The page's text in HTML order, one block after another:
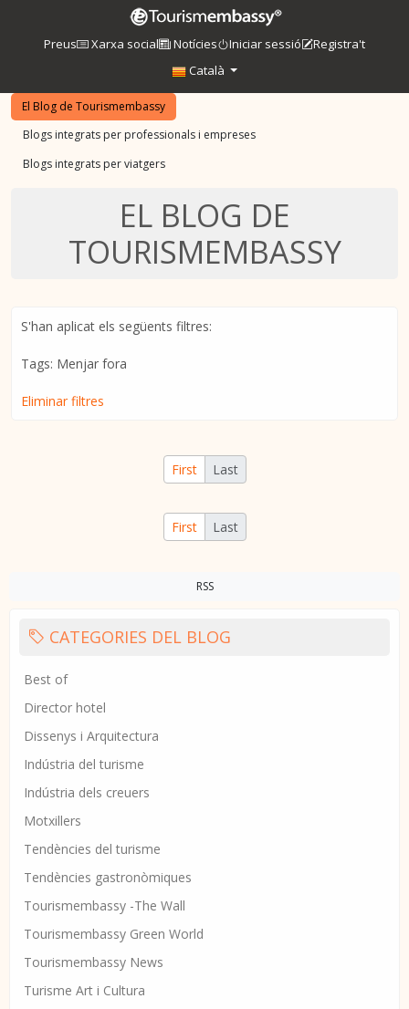
Preus Xarxa social Notícies Iniciar sessió
Registra't
Català
El Blog de Tourismembassy
Blogs integrats per professionals i empreses
Blogs integrats per viatgers
EL BLOG DE
TOURISMEMBASSY
S'han aplicat els següents filtres:
Tags: Menjar fora
Eliminar filtres
First Last
First Last
RSS
CATEGORIES DEL BLOG
Best of
Director hotel
Dissenys i Arquitectura
Indústria del turisme
Indústria dels creuers
Motxillers
Tendències del turisme
Tendències gastronòmiques
Tourismembassy -The Wall
Tourismembassy Green World
Tourismembassy News
Turisme Art i Cultura